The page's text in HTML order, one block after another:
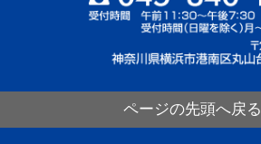
ページの先頭へ戻る